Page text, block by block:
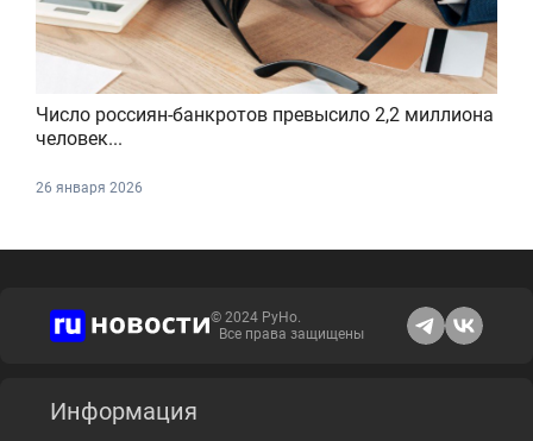
Число россиян-банкротов превысило 2,2 миллиона
человек...
26 января 2026
© 2024 РуНо.
Все права защищены
Информация